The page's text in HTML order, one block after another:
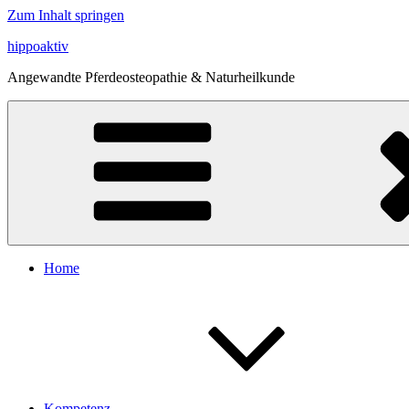
Zum Inhalt springen
hippoaktiv
Angewandte Pferdeosteopathie & Naturheilkunde
Home